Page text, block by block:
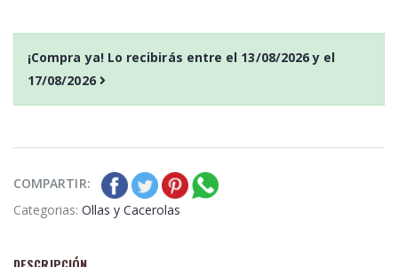
¡Compra ya! Lo recibirás entre el 13/08/2026y el
17/08/2026
COMPARTIR:
Categorias: Ollas y Cacerolas